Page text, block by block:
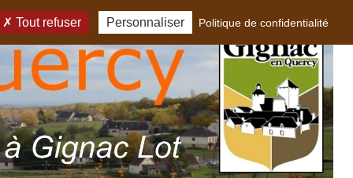
Tout refuser Personnaliser Politique de confidentialité